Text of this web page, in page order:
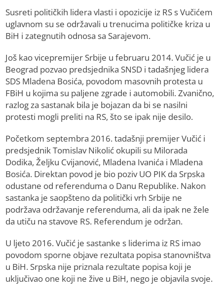
Susreti političkih lidera vlasti i opozicije iz RS s Vučićem
uglavnom su se održavali u trenucima političke kriza u
BiH i zategnutih odnosa sa Sarajevom.
Još kao vicepremijer Srbije u februaru 2014. Vučić je u
Beograd pozvao predsjednika SNSD i tadašnjeg lidera
SDS Mladena Bosića, povodom masovnih protesta u
FBiH u kojima su paljene zgrade i automobili. Zvanično,
razlog za sastanak bila je bojazan da bi se nasilni
protesti mogli preliti na RS, što se ipak nije desilo.
Početkom septembra 2016. tadašnji premijer Vučić i
predsjednik Tomislav Nikolić okupili su Milorada
Dodika, Željku Cvijanović, Mladena Ivanića i Mladena
Bosića. Direktan povod je bio poziv UO PIK da Srpska
odustane od referenduma o Danu Republike. Nakon
sastanka je saopšteno da politički vrh Srbije ne
podržava održavanje referenduma, ali da ipak ne žele
da utiču na stavove RS. Referendum je održan.
U ljeto 2016. Vučić je sastanke s liderima iz RS imao
povodom sporne objave rezultata popisa stanovništva
u BiH. Srpska nije priznala rezultate popisa koji je
uključivao one koji ne žive u BiH, nego je objavila svoje.